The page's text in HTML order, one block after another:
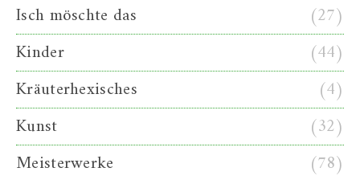
Isch möschte das
(27)
Kinder
(44)
Kräuterhexisches
(4)
Kunst
(32)
Meisterwerke
(78)